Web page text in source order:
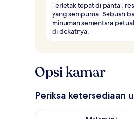
Terletak tepat di pantai,
yang sempurna. Sebuah
minuman sementara
di dekatnya.
Opsi kamar
Periksa ketersediaan
Periksa ketersediaan untuk